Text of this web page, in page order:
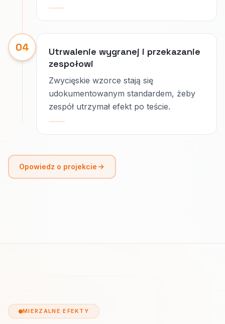
04
Utrwalenie wygranej i przekazanie
zespołowi
Zwycięskie wzorce stają się
udokumentowanym standardem, żeby
zespół utrzymał efekt po teście.
Opowiedz o projekcie
MIERZALNE EFEKTY